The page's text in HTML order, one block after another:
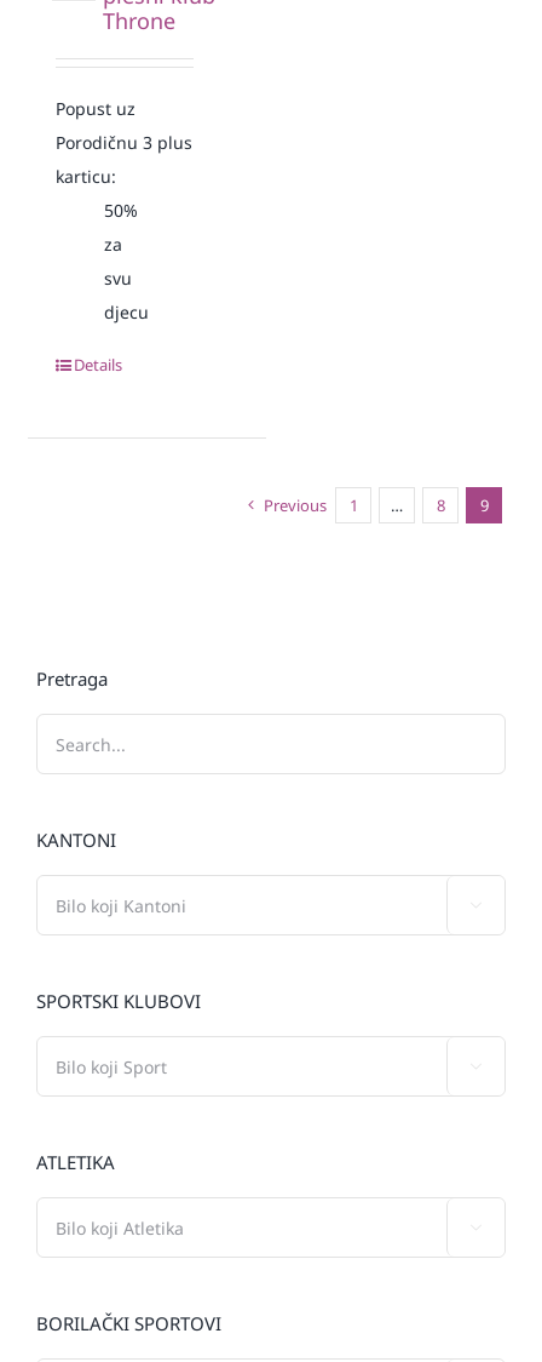
Throne
Popust uz
Porodičnu 3 plus
karticu:
50%
za
svu
djecu
Details
Previous 1 … 8 9
Pretraga
KANTONI
SPORTSKI KLUBOVI
ATLETIKA
BORILAČKI SPORTOVI